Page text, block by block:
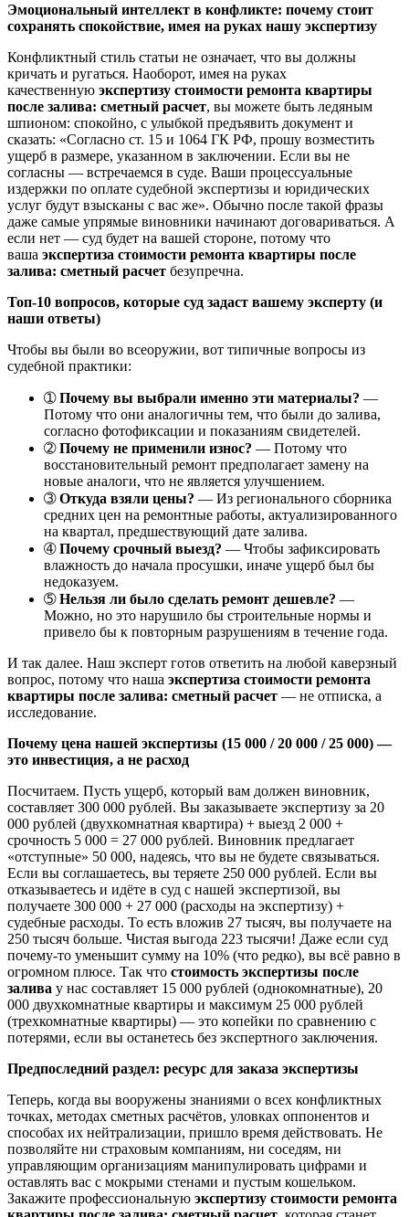
Эмоциональный интеллект в конфликте: почему стоит
сохранять спокойствие, имея на руках нашу экспертизу
Конфликтный стиль статьи не означает, что вы должны
кричать и ругаться. Наоборот, имея на руках
качественную экспертизу стоимости ремонта квартиры
после залива: сметный расчет, вы можете быть ледяным
шпионом: спокойно, с улыбкой предъявить документ и
сказать: «Согласно ст. 15 и 1064 ГК РФ, прошу возместить
ущерб в размере, указанном в заключении. Если вы не
согласны — встречаемся в суде. Ваши процессуальные
издержки по оплате судебной экспертизы и юридических
услуг будут взысканы с вас же». Обычно после такой фразы
даже самые упрямые виновники начинают договариваться. А
если нет — суд будет на вашей стороне, потому что
ваша экспертиза стоимости ремонта квартиры после
залива: сметный расчет безупречна.
Топ-10 вопросов, которые суд задаст вашему эксперту (и
наши ответы)
Чтобы вы были во всеоружии, вот типичные вопросы из
судебной практики:
➀Почему вы выбрали именно эти материалы? —
Потому что они аналогичны тем, что были до залива,
согласно фотофиксации и показаниям свидетелей.
➁Почему не применили износ? — Потому что
восстановительный ремонт предполагает замену на
новые аналоги, что не является улучшением.
➂Откуда взяли цены? — Из регионального сборника
средних цен на ремонтные работы, актуализированного
на квартал, предшествующий дате залива.
➃Почему срочный выезд? — Чтобы зафиксировать
влажность до начала просушки, иначе ущерб был бы
недоказуем.
➄Нельзя ли было сделать ремонт дешевле? —
Можно, но это нарушило бы строительные нормы и
привело бы к повторным разрушениям в течение года.
И так далее. Наш эксперт готов ответить на любой каверзный
вопрос, потому что наша экспертиза стоимости ремонта
квартиры после залива: сметный расчет — не отписка, а
исследование.
Почему цена нашей экспертизы (15 000 / 20 000 / 25 000) —
это инвестиция, а не расход
Посчитаем. Пусть ущерб, который вам должен виновник,
составляет 300 000 рублей. Вы заказываете экспертизу за 20
000 рублей (двухкомнатная квартира) + выезд 2 000 +
срочность 5 000 = 27 000 рублей. Виновник предлагает
«отступные» 50 000, надеясь, что вы не будете связываться.
Если вы соглашаетесь, вы теряете 250 000 рублей. Если вы
отказываетесь и идёте в суд с нашей экспертизой, вы
получаете 300 000 + 27 000 (расходы на экспертизу) +
судебные расходы. То есть вложив 27 тысяч, вы получаете на
250 тысяч больше. Чистая выгода 223 тысячи! Даже если суд
почему-то уменьшит сумму на 10% (что редко), вы всё равно в
огромном плюсе. Так что стоимость экспертизы после
залива у нас составляет 15 000 рублей (однокомнатные), 20
000 двухкомнатные квартиры и максимум 25 000 рублей
(трехкомнатные квартиры) — это копейки по сравнению с
потерями, если вы останетесь без экспертного заключения.
Предпоследний раздел: ресурс для заказа экспертизы
Теперь, когда вы вооружены знаниями о всех конфликтных
точках, методах сметных расчётов, уловках оппонентов и
способах их нейтрализации, пришло время действовать. Не
позволяйте ни страховым компаниям, ни соседям, ни
управляющим организациям манипулировать цифрами и
оставлять вас с мокрыми стенами и пустым кошельком.
Закажите профессиональную экспертизу стоимости ремонта